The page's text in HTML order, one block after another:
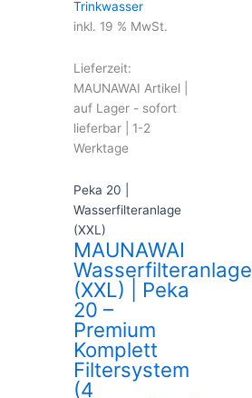
inkl. 19 % MwSt.
Lieferzeit:
MAUNAWAI Artikel |
auf Lager - sofort
lieferbar | 1-2
Werktage
Peka 20 |
Wasserfilteranlage
(XXL)
MAUNAWAI
Wasserfilteranlage
(XXL) | Peka
20 –
Premium
Komplett
Filtersystem
(4